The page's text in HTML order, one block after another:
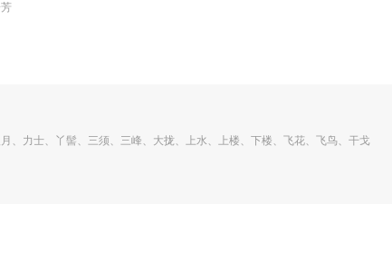
、力士、丫髻、三须、三峰、大拢、上水、上楼、下楼、飞花、飞鸟、干戈